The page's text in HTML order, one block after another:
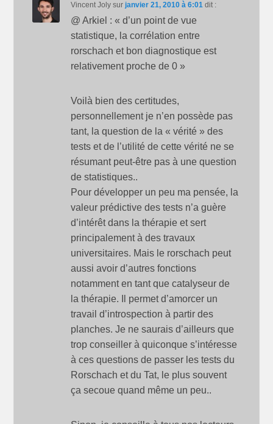
Vincent Joly surjanvier 21, 2010 à 6:01dit :
@ Arkiel : « d’un point de vue
statistique, la corrélation entre
rorschach et bon diagnostique est
relativement proche de 0 »
Voilà bien des certitudes,
personnellement je n’en possède pas
tant, la question de la « vérité » des
tests et de l’utilité de cette vérité ne se
résumant peut-être pas à une question
de statistiques..
Pour développer un peu ma pensée, la
valeur prédictive des tests n’a guère
d’intérêt dans la thérapie et sert
principalement à des travaux
universitaires. Mais le rorschach peut
aussi avoir d’autres fonctions
notamment en tant que catalyseur de
la thérapie. Il permet d’amorcer un
travail d’introspection à partir des
planches. Je ne saurais d’ailleurs que
trop conseiller à quiconque s’intéresse
à ces questions de passer les tests du
Rorschach et du Tat, le plus souvent
ça secoue quand même un peu..